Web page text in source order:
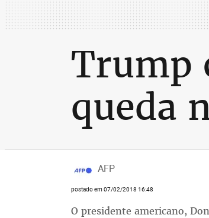
Trump
queda
AFP
postado em 07/02/2018 16:48
O presidente americano,